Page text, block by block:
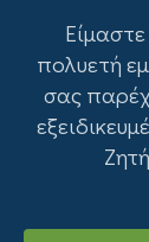
πολυετή
σας